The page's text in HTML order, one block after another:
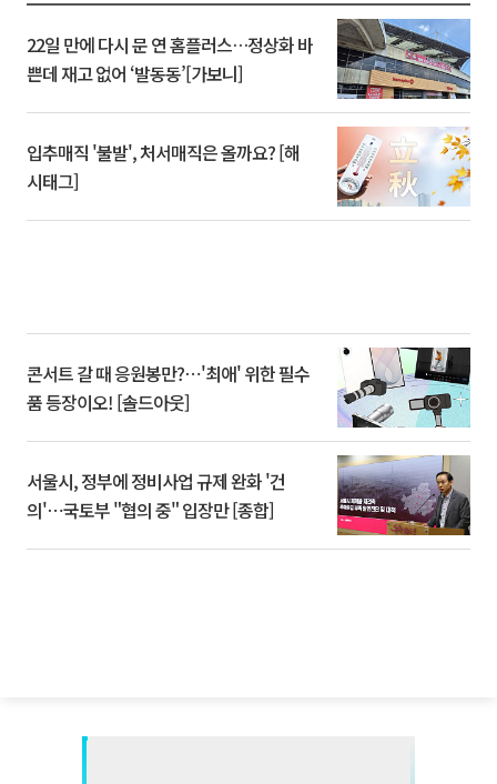
22일 만에 다시 문 연 홈플러스…정상화 바
쁜데 재고 없어 ‘발동동’[가보니]
입추매직 '불발', 처서매직은 올까요? [해
시태그]
콘서트 갈 때 응원봉만?⋯'최애' 위한 필수
품 등장이오! [솔드아웃]
서울시, 정부에 정비사업 규제 완화 '건
의'⋯국토부 "협의 중" 입장만 [종합]